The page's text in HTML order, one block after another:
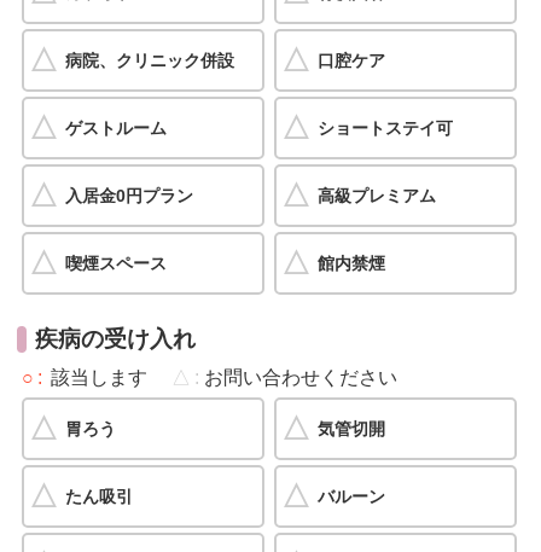
病院、クリニック併設 口腔ケア
ゲストルーム ショートステイ可
入居金0円プラン 高級プレミアム
喫煙スペース 館内禁煙
疾病の受け入れ
○ 該当します △ お問い合わせください
胃ろう 気管切開
たん吸引 バルーン